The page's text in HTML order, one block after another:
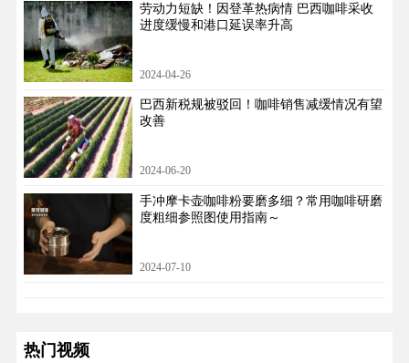
劳动力短缺！因登革热病情 巴西咖啡采收
进度缓慢和港口延误率升高
2024-04-26
巴西新税规被驳回！咖啡销售减缓情况有望
改善
2024-06-20
手冲摩卡壶咖啡粉要磨多细？常用咖啡研磨
度粗细参照图使用指南～
2024-07-10
热门视频